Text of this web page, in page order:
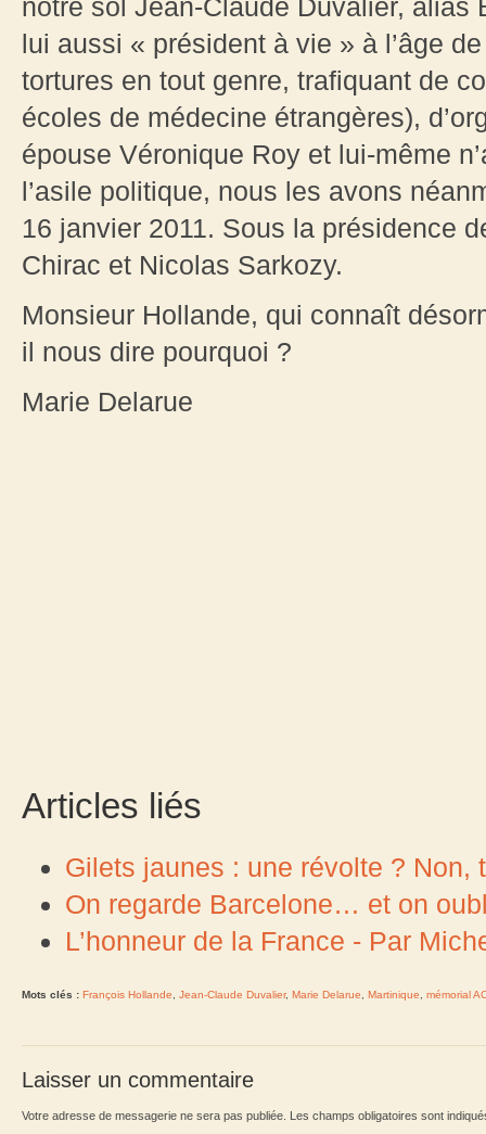
notre sol Jean-Claude Duvalier,
lui aussi « président à vie » à l’âge
tortures en tout genre, trafiquant de
écoles de médecine étrangères),
épouse Véronique Roy et lui-même
l’asile politique, nous les avons
16 janvier 2011. Sous la présidence
Chirac et Nicolas Sarkozy.
Monsieur Hollande, qui connaît
il nous dire pourquoi ?
Marie Delarue
Articles liés
Gilets jaunes : une révolte ? Non,
On regarde Barcelone… et on
L’honneur de la France - Par
Mots clés : François Hollande Jean-Claude Duvalier, Marie Delarue Martinique mémorial
Laisser un commentaire
Votre adresse de messagerie ne sera pas publiée. Les champs obligatoires sont